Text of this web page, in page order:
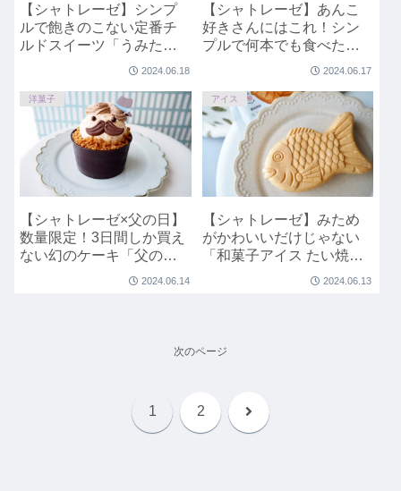
【シャトレーゼ】シンプ
ルで飽きのこない定番チ
ルドスイーツ「うみたて
卵のふんわり厚切りロー
2024.06.18
【シャトレーゼ】あんこ
好きさんにはこれ！シン
プルで何本でも食べたい
「和菓子アイス 十勝あず
2024.06.17
洋菓子
【シャトレーゼ×父の日】
数量限定！3日間しか買え
ない幻のケーキ「父の日
2024.06.14
アイス
【シャトレーゼ】みため
がかわいいだけじゃない
「和菓子アイス たい焼き
最中バニラ しっぽまであ
2024.06.13
次のページ
1 2 次